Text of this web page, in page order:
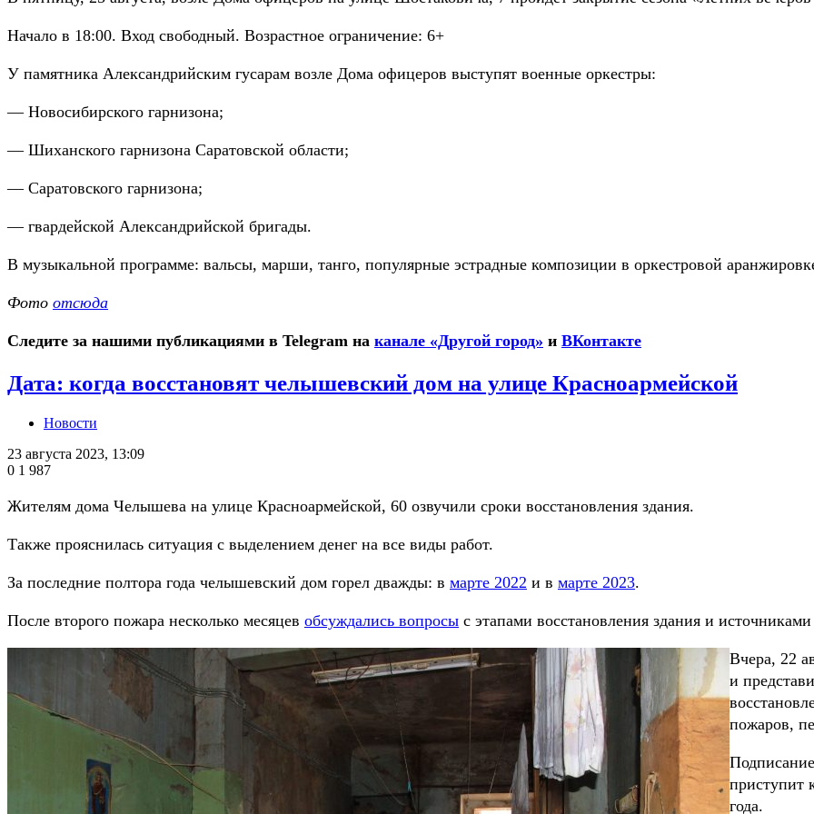
Начало в 18:00. Вход свободный. Возрастное ограничение: 6+
У памятника Александрийским гусарам возле Дома офицеров выступят военные оркестры:
— Новосибирского гарнизона;
— Шиханского гарнизона Саратовской области;
— Саратовского гарнизона;
— гвардейской Александрийской бригады.
В музыкальной программе: вальсы, марши, танго, популярные эстрадные композиции в оркестровой
Фото отсюда
Следите за нашими публикациями в Telegram на канале «Другой город» и ВКонтакте
Дата: когда восстановят челышевский дом на улице Красноармейской
Новости
23 августа 2023, 13:09
0 1 987
Жителям дома Челышева на улице Красноармейской, 60 озвучили сроки восстановления здания.
Также прояснилась ситуация с выделением денег на все виды работ.
За последние полтора года челышевский дом горел дважды: в марте 2022 и в марте 2023.
После второго пожара несколько месяцев обсуждались вопросы с этапами восстановления здания и
Вчера, 22
и
пожаров,
приступит
года.